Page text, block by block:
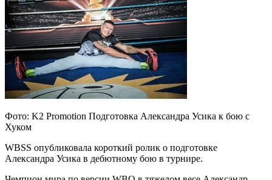
Фото: K2 Promotion Подготовка Александра Усика к бою с
Хуком
WBSS опубликовала короткий ролик о подготовке
Александра Усика в дебютному бою в турнире.